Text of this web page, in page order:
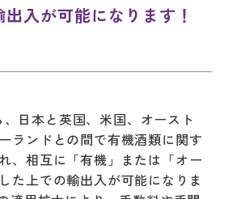
入が可能になります！
、日本と英国、米国、オースト
ランドとの間で有機酒類に関す
、相互に「有機」または「オー
た上での輸出入が可能になりま